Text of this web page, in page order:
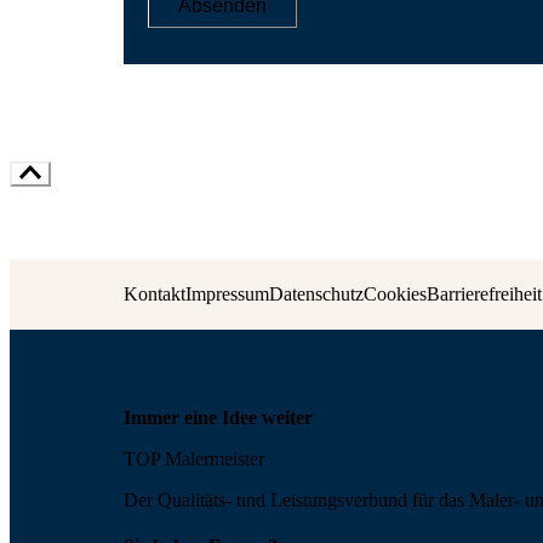
Absenden
KontaktImpressumDatenschutzCookiesBarrierefreiheit
Immer eine Idee weiter
TOP Malermeister
Der Qualitäts- und Leis­tungs­ver­bund für das Maler-